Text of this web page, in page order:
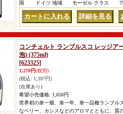
国 ドイツ 地域 モーゼル クラス ア
コンチェルト ランブルスコ レッジア
泡) (375ml)
[623325]
1,270円(税別)
(税込: 1,397円)
[在庫あり]
希望小売価格: 1,650円
世界初の単一畑、単一年、単一品種ランブル
なベリー、カシスなどのアロマとともに、質